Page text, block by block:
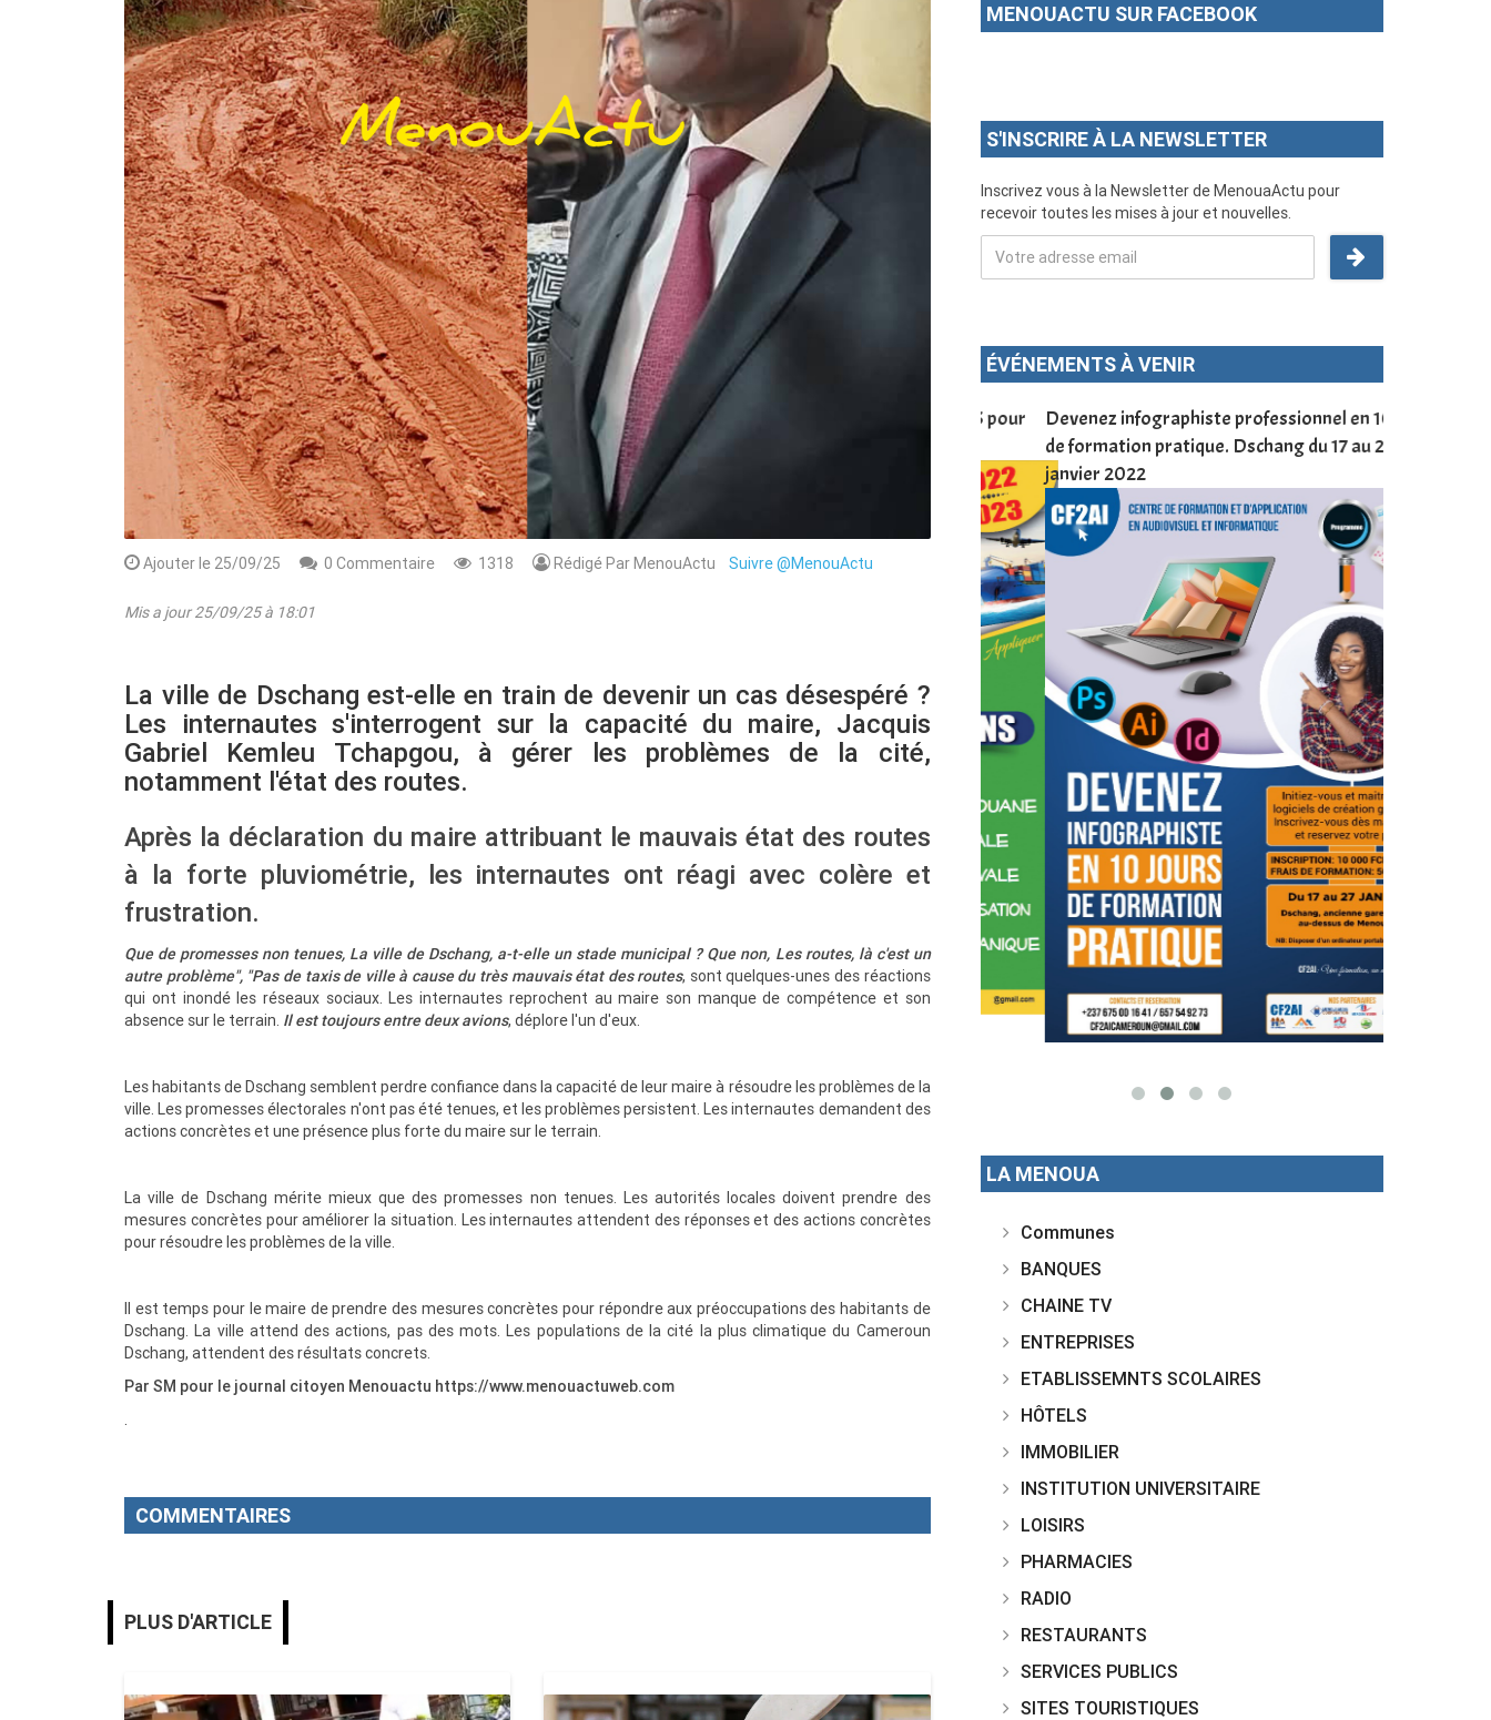
Ajouter le 25/09/25 0 Commentaire 1318 Rédigé Par MenouActuSuivre @MenouActu
Mis a jour 25/09/25 à 18:01
La ville de Dschang est-elle en train de devenir un cas désespéré ?
Les internautes s'interrogent sur la capacité du maire, Jacquis
Gabriel Kemleu Tchapgou, à gérer les problèmes de la cité,
notamment l'état des routes.
Après la déclaration du maire attribuant le mauvais état des routes
à la forte pluviométrie, les internautes ont réagi avec colère et
frustration.
Que de promesses non tenues, La ville de Dschang, a-t-elle un stade municipal ?Que non, Les routes, là c'est un
autre problème", "Pas de taxis de ville à cause du très mauvais état des routes, sont quelques-unes des réactions
qui ont inondé les réseaux sociaux. Les internautes reprochent au maire son manque de compétence et son
absence sur le terrain. Il est toujours entre deux avions, déplore l'un d'eux.
Les habitants de Dschang semblent perdre confiance dans la capacité de leur maire à résoudre les problèmes de la
ville. Les promesses électorales n'ont pas été tenues, et les problèmes persistent. Les internautes demandent des
actions concrètes et une présence plus forte du maire sur le terrain.
La ville de Dschang mérite mieux que des promesses non tenues. Les autorités locales doivent prendre des
mesures concrètes pour améliorer la situation. Les internautes attendent des réponses et des actions concrètes
pour résoudre les problèmes de la ville.
Il est temps pour le maire de prendre des mesures concrètes pour répondre aux préoccupations des habitants de
Dschang. La ville attend des actions, pas des mots. Les populations de la cité la plus climatique du Cameroun
Dschang, attendent des résultats concrets.
Par SM pour le journal citoyen Menouactu https://www.menouactuweb.com
.
COMMENTAIRES
PLUS D'ARTICLE
MENOUACTU SUR FACEBOOK
S'INSCRIRE À LA NEWSLETTER
Inscrivez vous à la Newsletter de MenouaActu pour
recevoir toutes les mises à jour et nouvelles.
ÉVÉNEMENTS À VENIR
Rendez-vous le 10 Octobre avec GESPROS pour
une formation de qualité, un métier
Devenez infographiste professionnel en 10 jours
de formation pratique. Dschang du 17 au 27
janvier 2022
DSCHANG
Trading
LA MENOUA
Communes
BANQUES
CHAINE TV
ENTREPRISES
ETABLISSEMNTS SCOLAIRES
HÔTELS
IMMOBILIER
INSTITUTION UNIVERSITAIRE
LOISIRS
PHARMACIES
RADIO
RESTAURANTS
SERVICES PUBLICS
SITES TOURISTIQUES